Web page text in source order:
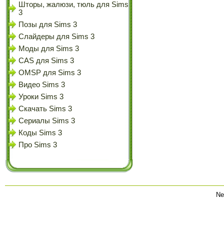
Шторы, жалюзи, тюль для Sims
3
Позы для Sims 3
Слайдеры для Sims 3
Моды для Sims 3
CAS для Sims 3
OMSP для Sims 3
Видео Sims 3
Уроки Sims 3
Скачать Sims 3
Сериалы Sims 3
Коды Sims 3
Про Sims 3